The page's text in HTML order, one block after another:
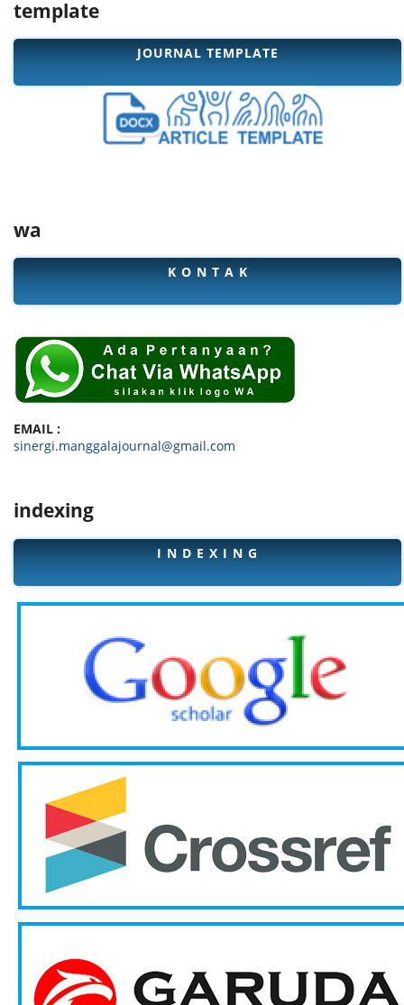
template
JOURNAL TEMPLATE
wa
K O N T A K
EMAIL :
sinergi.manggalajournal@gmail.com
indexing
I N D E X I N G